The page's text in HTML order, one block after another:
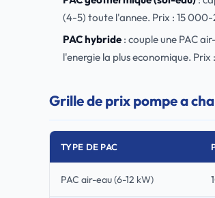
(4-5) toute l'annee. Prix : 15
PAC hybride: couple une PAC
l'energie la plus economique.
Grille de prix pompe a
TYPE DE PAC
PAC air-eau (6-12 kW)